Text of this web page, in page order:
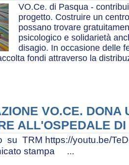
VO.Ce. di Pasqua -
progetto. Costruire un
possano trovare
psicologico e solidarietà
disagio. In occasione delle
fondi attraverso la
VO.CE. DONA
ALL'OSPEDALE
su TRM https://youtu.be/
stampa ...